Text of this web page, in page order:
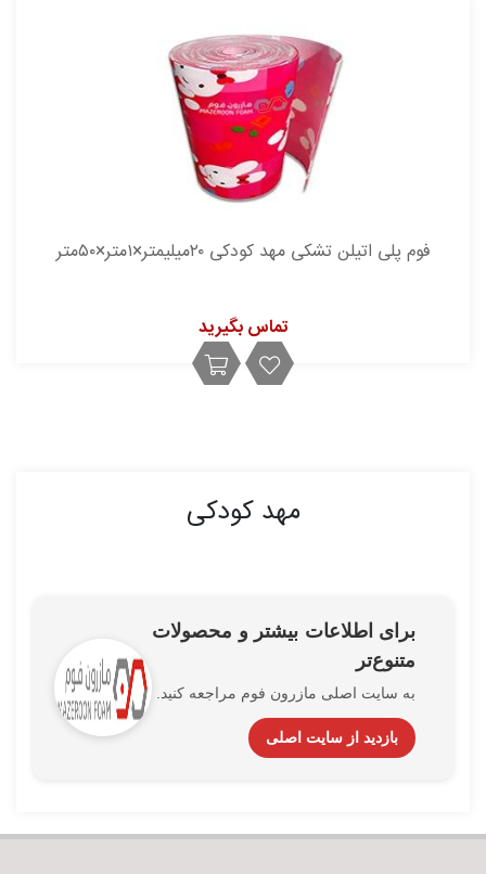
فوم پلی اتیلن تشکی مهد کودکی ۲۰میلیمتر×۱متر×۵۰متر
تماس بگیرید
مهد کودکی
برای اطلاعات بیشتر و محصولات
متنوع‌تر
به سایت اصلی مازرون فوم مراجعه کنید.
بازدید از سایت اصلی